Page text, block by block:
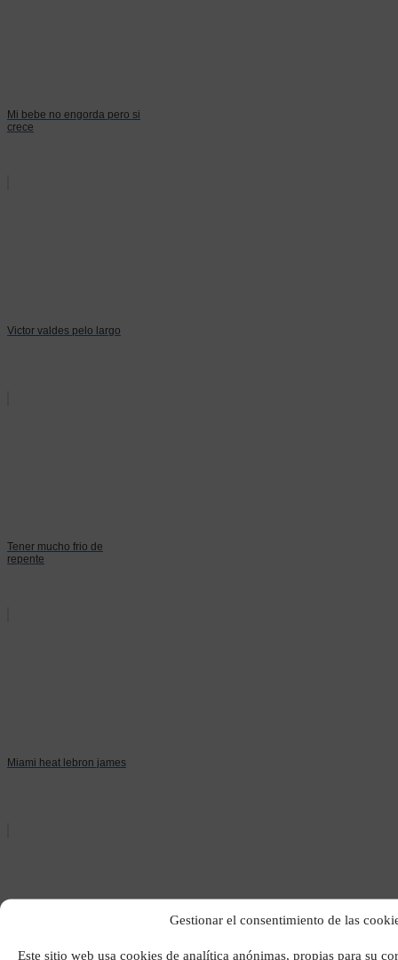
Gestionar el consentimiento de las
Este sitio web usa cookies de analítica anónimas, propias para su
Mi bebe no engorda pero si
crece
Victor valdes pelo largo
Tener mucho frio de
repente
Miami heat lebron james